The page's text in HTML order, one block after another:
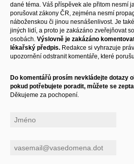
dané téma. Váš příspěvek ale přitom nesmí
porušovat zákony ČR, zejména nesmí
náboženskou či jinou nesnášenlivost. Je
jiných lidí, a proto je zakázáno zveřejňovat
osobách. Výslovně je zakázáno
lékařský předpis. Redakce si vyhrazuje
upozornění odstranit komentáře, které
Do komentářů prosím nevkládejte dotazy
pokud potřebujete poradit, můžete se
Děkujeme za pochopení.